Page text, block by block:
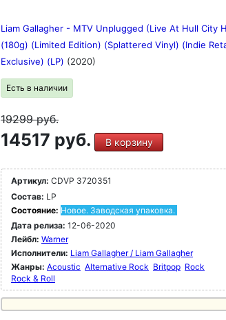
Liam Gallagher - MTV Unplugged (Live At Hull City
(180g) (Limited Edition) (Splattered Vinyl) (Indie
Exclusive) (LP) (2020)
Есть в наличии
19299руб.
14517 руб. В корзину
Артикул: CDVP 3720351
Состав: LP
Состояние: Новое. Заводская упаковка.
Дата релиза: 12-06-2020
Лейбл: Warner
Исполнители: Liam Gallagher / Liam Gallagher
Жанры: Acoustic Alternative Rock Britpop Rock
Rock & Roll